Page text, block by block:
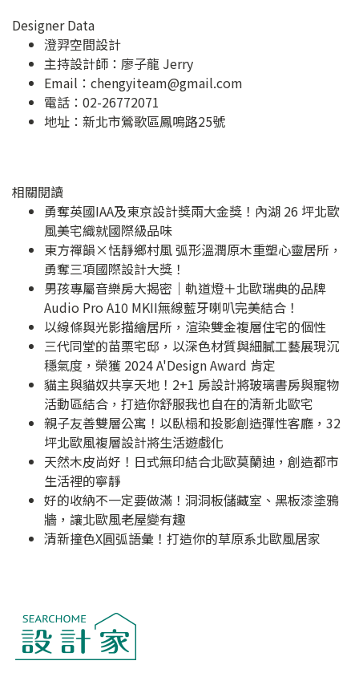
Designer Data
澄羿空間設計
主持設計師：廖子龍 Jerry
Email： chengyiteam@gmail.com
電話：02-26772071
地址： 新北市鶯歌區鳳鳴路25號
相關閱讀
勇奪英國IAA及東京設計獎兩大金獎！內湖 26 坪北歐
風美宅織就國際級品味
東方禪韻×恬靜鄉村風 弧形溫潤原木重塑心靈居所，
勇奪三項國際設計大獎！
男孩專屬音樂房大揭密｜軌道燈＋北歐瑞典的品牌
Audio Pro A10 MKII無線藍牙喇叭完美結合！
以線條與光影描繪居所，渲染雙金複層住宅的個性
三代同堂的苗栗宅邸，以深色材質與細膩工藝展現沉
穩氣度，榮獲 2024 A'Design Award 肯定
貓主與貓奴共享天地！2+1 房設計將玻璃書房與寵物
活動區結合，打造你舒服我也自在的清新北歐宅
親子友善雙層公寓！以臥榻和投影創造彈性客廳，32
坪北歐風複層設計將生活遊戲化
天然木皮尚好！日式無印結合北歐莫蘭迪，創造都市
生活裡的寧靜
好的收納不一定要做滿！洞洞板儲藏室、黑板漆塗鴉
牆，讓北歐風老屋變有趣
清新撞色X圓弧語彙！打造你的草原系北歐風居家